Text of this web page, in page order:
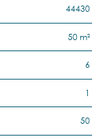
44430
50 m²
6
1
50